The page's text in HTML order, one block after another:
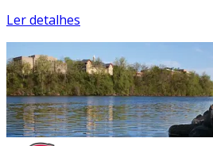
Ler detalhes